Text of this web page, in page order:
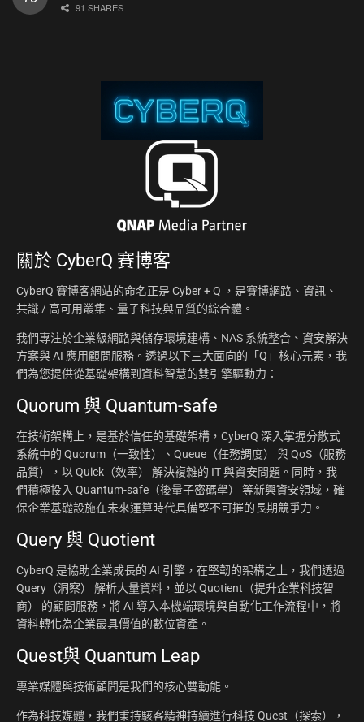
91 SHARES
關於 CyberQ 賽博客
CyberQ 賽博客網站的命名正是 Cyber + Q ，是賽博網路、資訊、
共識 / 高可用叢集、量子科技與品質的綜合體。
我們專注於企業級網路與儲存環境建構、NAS 系統整合、資安解決
方案與 AI 應用顧問服務。透過以下三大面向的「Q」核心元素，我
們為您提供從基礎架構到資料智慧的雙引擎驅動力：
Quorum 與 Quantum-safe
在技術架構上，是基於信任的基礎架構，CyberQ 深入掌握分散式
系統中的 Quorum（一致性）、Queue（任務調度） 與 QoS（服務
品質），以 Quick（效率） 解決複雜的 IT 與資安問題。同時，我
們積極投入 Quantum-safe（後量子密碼學） 等新興資安領域，確
保企業基礎設施在未來運算時代具備堅不可摧的長期競爭力。
Query 與 Quotient
CyberQ 是協助企業成長的 AI 引擎，在堅韌的架構之上，我們透過
Query（洞察） 解析大量資料，並以 Quotient（提升企業科技智
商） 的顧問服務，將 AI 導入本機端環境與自動化工作流程中，將
資料轉化為企業最具價值的數位資產。
Quest與 Quantum Leap
專業媒體與技術顧問是我們的核心雙動能。
作為科技媒體，我們秉持駭客精神持續進行科技 Quest（探索），